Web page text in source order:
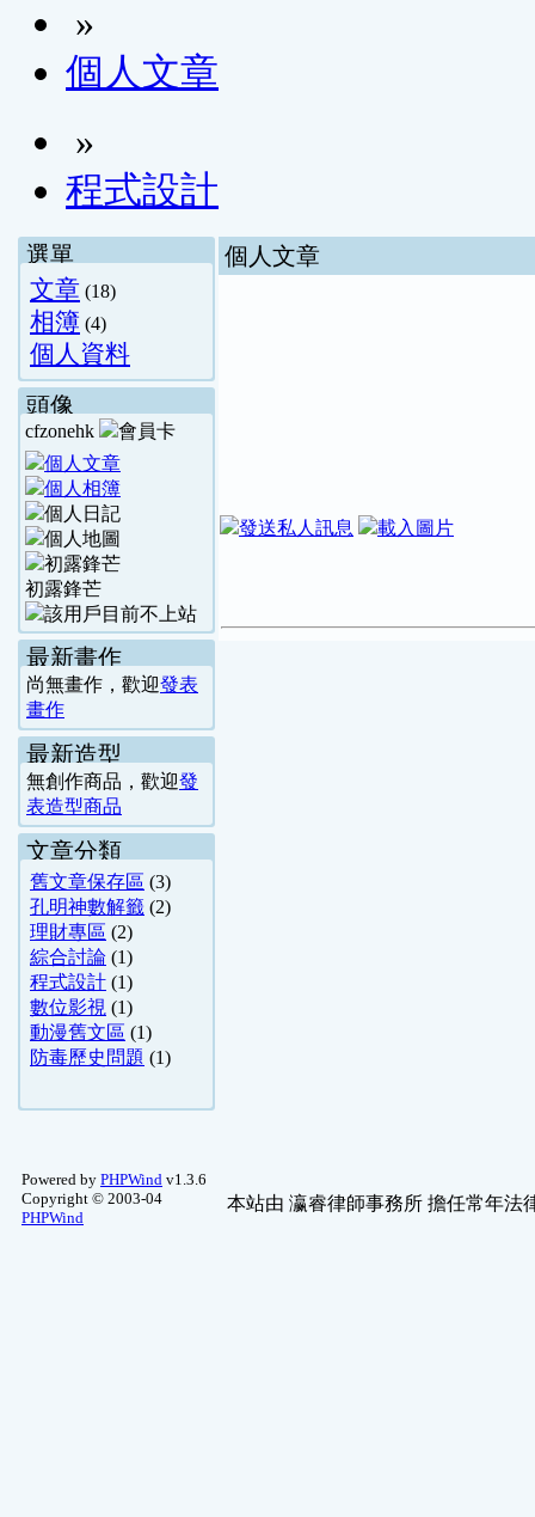
»
個人文章
»
程式設計
選單
文章 (18)
相簿 (4)
個人資料
頭像
cfzonehk
初露鋒芒
最新畫作
尚無畫作，歡迎發表
畫作
最新造型
無創作商品，歡迎發
表造型商品
文章分類
舊文章保存區 (3)
孔明神數解籤 (2)
理財專區 (2)
綜合討論 (1)
程式設計 (1)
數位影視 (1)
動漫舊文區 (1)
防毒歷史問題 (1)
個人文章
Powered by PHPWind v1.3.6
Copyright © 2003-04
PHPWind
本站由 瀛睿律師事務所 擔任常年法